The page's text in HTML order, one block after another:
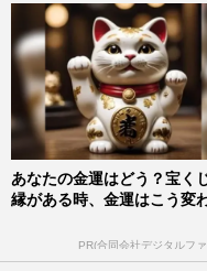
あなたの金運はどう？宝く
縁がある時、金運はこう変
PR(合同会社デジタルフ